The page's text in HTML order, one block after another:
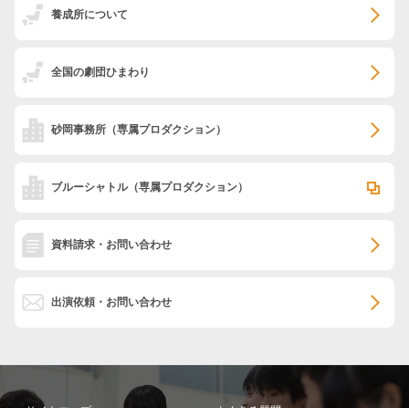
養成所について
全国の劇団ひまわり
砂岡事務所 （専属プロダクション）
ブルーシャトル（専属プロダクション）
資料請求・お問い合わせ
出演依頼・お問い合わせ